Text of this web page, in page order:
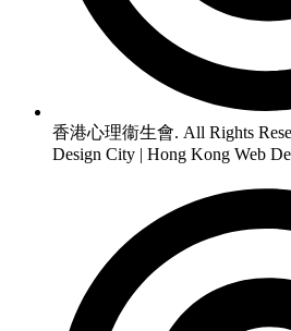
香港心理衞生會. All Rights
Design City | Hong Kong Web